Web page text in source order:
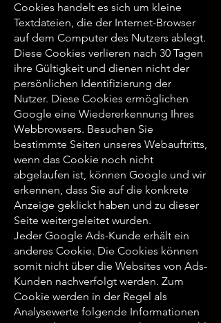
Cookies handelt es sich um kleine
Textdateien, die der Internet-Browser
auf dem Computer des Nutzers ablegt.
Diese Cookies verlieren nach 30 Tagen
ihre Gültigkeit und dienen nicht der
persönlichen Identifizierung der
Nutzer. Diese Cookies ermöglichen
Google eine Wiedererkennung Ihres
Webbrowsers. Besuchen Sie
bestimmte Seiten unseres Webauftritts,
wenn das Cookie noch nicht
abgelaufen ist, können Google und wir
erkennen, dass Sie auf die konkrete
Anzeige geklickt haben und zu dieser
Seite weitergeleitet wurden.
Jeder Google Ads-Kunde erhält ein
anderes Cookie. Die Cookies können
somit nicht über die Websites von Ads-
Kunden nachverfolgt werden. Zum
Cookie werden in der Regel als
Analysewerte folgende Informationen